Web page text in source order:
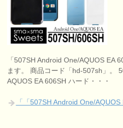
「507SH Android One/AQUOS EA
ます。 商品コード「hd-507sh」。
AQUOS EA 606SH ハード・・・
「「507SH Android One/